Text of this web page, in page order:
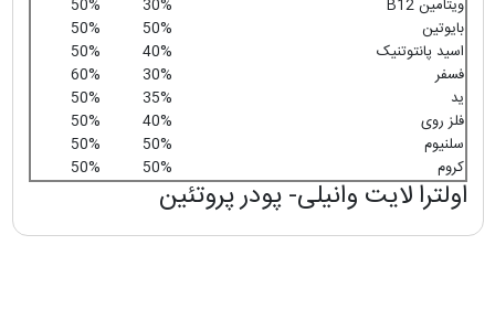
ویتامین B12
30%
50%
بایوتین
50%
50%
اسید پانتوتنیک
40%
50%
فسفر
30%
60%
ید
35%
50%
فلز روی
40%
50%
سلنیوم
50%
50%
کروم
50%
50%
اولترا لایت وانیلی- پودر پروتئین